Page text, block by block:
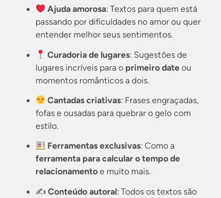
Ajuda amorosa: Textos para quem está
passando por dificuldades no amor ou quer
entender melhor seus sentimentos.
Curadoria de lugares: Sugestões de
lugares incríveis para o primeiro dateou
momentos românticos a dois.
Cantadas criativas: Frases engraçadas,
fofas e ousadas para quebrar o gelo com
estilo.
Ferramentas exclusivas: Como a
ferramenta para calcular o tempo de
relacionamentoe muito mais.
✍️ Conteúdo autoral: Todos os textos são